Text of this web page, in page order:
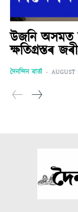
উজনি অসমত
ক্ষতিগ্ৰস্তৰ
দৈনন্দিন বাৰ্তা - AUGUST